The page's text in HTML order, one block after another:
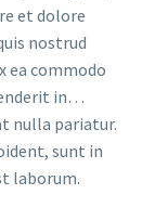
et dolore
nostrud
ea commodo
in…
nulla pariatur.
sunt in
laborum.